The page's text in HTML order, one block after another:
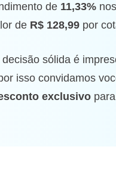
de 11,33% nos
de R$ 128,99 por
sólida é
isso convidamos
exclusivo